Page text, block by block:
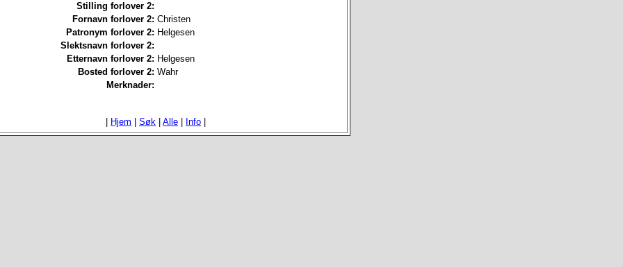
Stilling forlover 2:
Fornavn forlover 2: Christen
Patronym forlover 2: Helgesen
Slektsnavn forlover 2:
Etternavn forlover 2: Helgesen
Bosted forlover 2: Wahr
Merknader:
Hjem Søk Alle Info